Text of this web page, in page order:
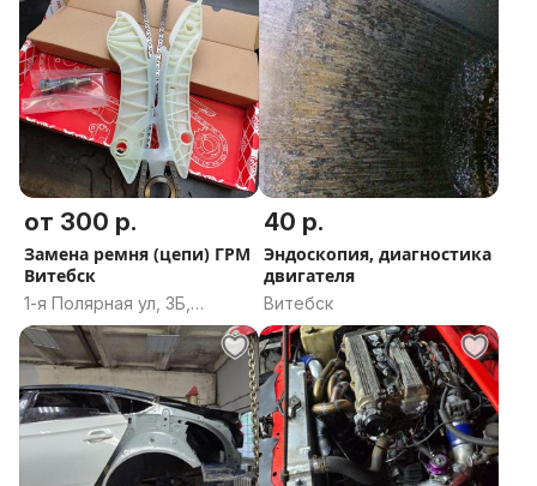
от 300 р.
Замена ремня (цепи) ГРМ
Витебск
1-я Полярная ул, 3Б,
Витебск, Витебская
область
40 р.
Эндоскопия, диагностика
двигателя
Витебск